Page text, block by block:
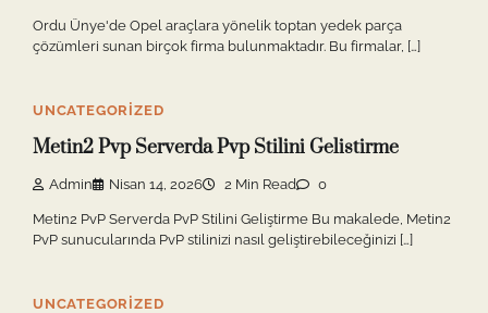
Ordu Ünye'de Opel araçlara yönelik toptan yedek parça
çözümleri sunan birçok firma bulunmaktadır. Bu firmalar, […]
UNCATEGORIZED
Metin2 Pvp Serverda Pvp Stilini Gelistirme
Admin Nisan 14, 2026 2 Min Read 0
Metin2 PvP Serverda PvP Stilini Geliştirme Bu makalede, Metin2
PvP sunucularında PvP stilinizi nasıl geliştirebileceğinizi […]
UNCATEGORIZED